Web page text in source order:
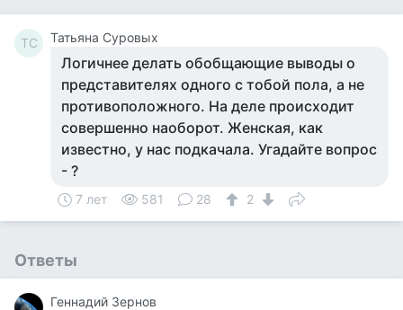
ТС Татьяна Суровых
Логичнее делать обобщающие выводы о
представителях одного с тобой пола, а не
противоположного. На деле происходит
совершенно наоборот. Женская, как
известно, у нас подкачала. Угадайте вопрос
- ?
7 лет 581 28 2
Ответы
Геннадий Зернов